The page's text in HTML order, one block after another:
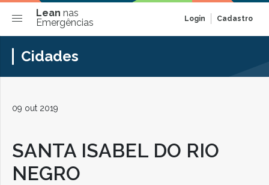
Lean nas
Emergências
Login Cadastro
Cidades
09 out 2019
SANTA ISABEL DO RIO
NEGRO